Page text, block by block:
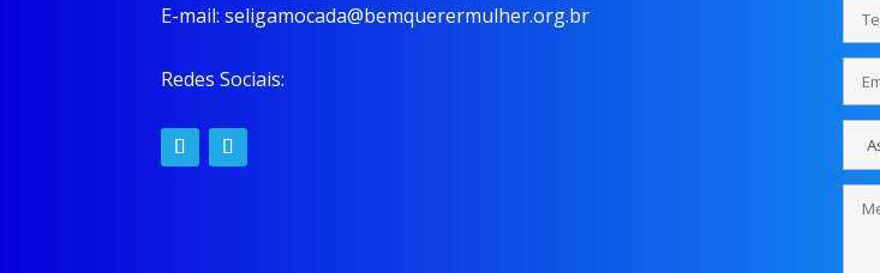
E-mail:seligamocada@bemquerermulher.org.br
Redes Sociais: